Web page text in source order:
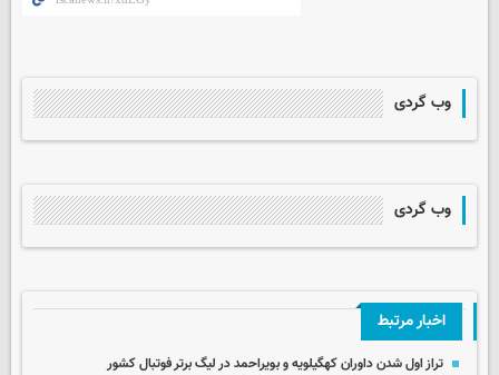
وب گردی
وب گردی
اخبار مرتبط
تراز اول شدن داوران کهگیلویه و بویراحمد در لیگ برتر فوتبال کشور